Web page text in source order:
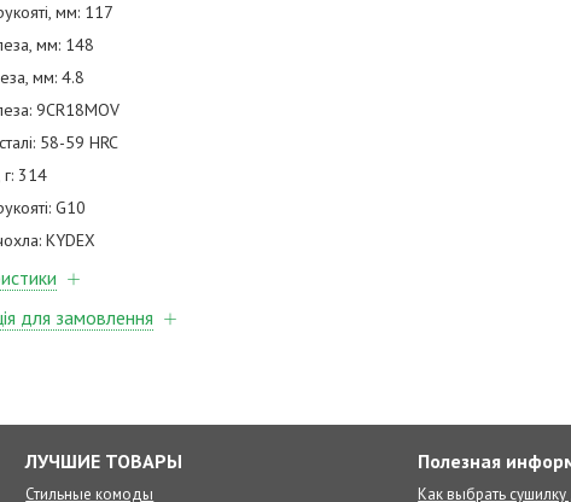
мм: 117
мм: 148
мм: 4.8
9CR18MOV
58-59 HRC
314
G10
KYDEX
для замовлення
ЛУЧШИЕ ТОВАРЫ
Стильные комоды
Полезная
Как выбрать